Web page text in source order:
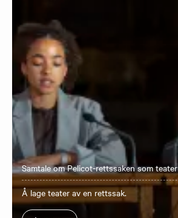
Samtale om Pelicot-rettssaken som teater
Å lage teater av en rettssak.